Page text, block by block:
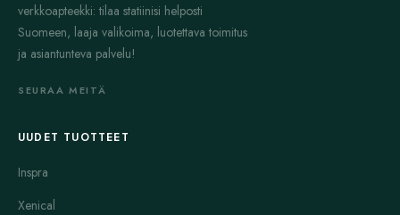
verkkoapteekki: tilaa statiinisi helposti
Suomeen, laaja valikoima, luotettava toimitus
ja asiantunteva palvelu!
SEURAA MEITÄ
UUDET TUOTTEET
Inspra
Xenical